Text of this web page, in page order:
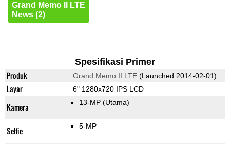
Grand Memo II LTE
News (2)
Spesifikasi Primer
Produk Grand Memo II LTE(Launched 2014-02-01)
Layar 6" 1280x720 IPS LCD
Kamera 13-MP (Utama)
Selfie 5-MP